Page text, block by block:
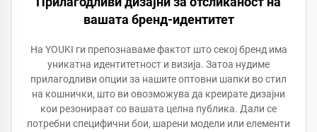
вашата бренд-идентитет
На YOUKI ги препознаваме фактот што секој бренд има
уникатна идентитетност и визија. Затоа нудиме
прилагодливи опции за нашите оптовни шапки во стил
на кошнички, што ви овозможува да креирате дизајни
кои резонираат со вашата целна публика. Дали се
потребни специфични бои, шарени модели или елементи